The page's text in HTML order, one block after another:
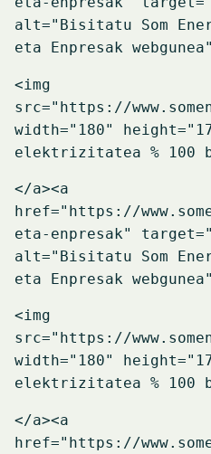
alt="Bisitatu Som
eta Enpresak
<img
src="https://
width="180"
elektrizitatea % 100
</a><a
href="https://
eta-enpresak"
alt=" Bisitatu Som
eta Enpresak webgunea
<img
src="https://
width="180"
elektrizitatea % 100
</a><a
href="https://